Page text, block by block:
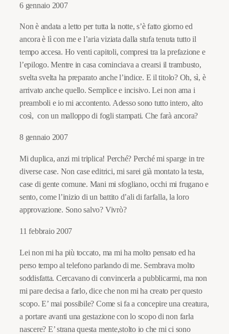
6 gennaio 2007
Non è andata a letto per tutta la notte, s’è fatto giorno ed
ancora è lì con me e l’aria viziata dalla stufa tenuta tutto il
tempo accesa. Ho venti capitoli, compresi tra la prefazione e
l’epilogo. Mentre in casa cominciava a crearsi il trambusto,
svelta svelta ha preparato anche l’indice. E il titolo? Oh, sì, è
arrivato anche quello. Semplice e incisivo. Lei non ama i
preamboli e io mi accontento. Adesso sono tutto intero, alto
così, con un malloppo di fogli stampati. Che farà ancora?
8 gennaio 2007
Mi duplica, anzi mi triplica! Perché? Perché mi sparge in tre
diverse case. Non case editrici, mi sarei già montato la testa,
case di gente comune. Mani mi sfogliano, occhi mi frugano e
sento, come l’inizio di un battito d’ali di farfalla, la loro
approvazione. Sono salvo? Vivrò?
11 febbraio 2007
Lei non mi ha più toccato, ma mi ha molto pensato ed ha
perso tempo al telefono parlando di me. Sembrava molto
soddisfatta. Cercavano di convincerla a pubblicarmi, ma non
mi pare decisa a farlo, dice che non mi ha creato per questo
scopo. E’ mai possibile? Come si fa a concepire una creatura,
a portare avanti una gestazione con lo scopo di non farla
nascere? E’ strana questa mente,stolto io che mi ci sono